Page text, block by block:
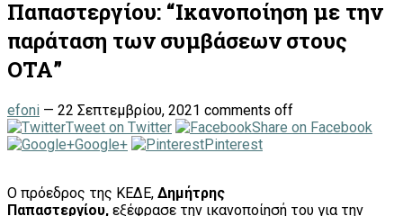
Παπαστεργίου: “Ικανοποίηση με την
παράταση των συμβάσεων στους
ΟΤΑ”
efoni — 22 Σεπτεμβρίου, 2021 comments off
Tweet on Twitter
Share on Facebook
Google+
Pinterest
Ο πρόεδρος της ΚΕΔΕ, Δημήτρης
Παπαστεργίου, εξέφρασε την ικανοποίησή του για την